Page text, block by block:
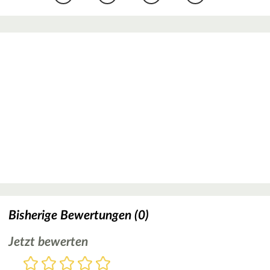
Bisherige Bewertungen (0)
Jetzt bewerten
Bewertung
5
4
3
2
1